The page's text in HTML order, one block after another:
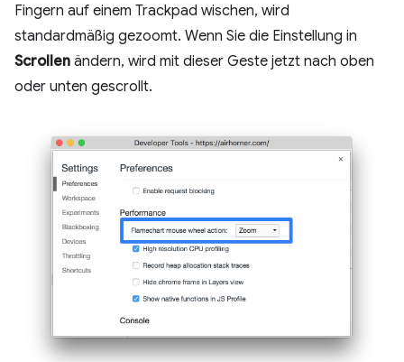
Fingern auf einem Trackpad wischen, wird
standardmäßig gezoomt. Wenn Sie die Einstellung in
Scrollen ändern, wird mit dieser Geste jetzt nach oben
oder unten gescrollt.